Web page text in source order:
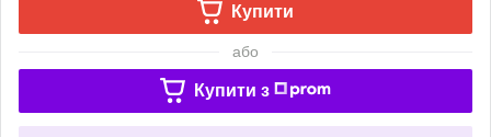
Купити
або
Купити з